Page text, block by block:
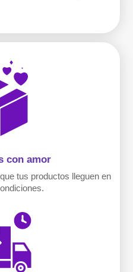
con amor
tus productos lleguen en